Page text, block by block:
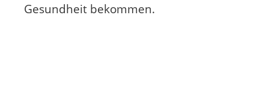
Gesundheit bekommen.